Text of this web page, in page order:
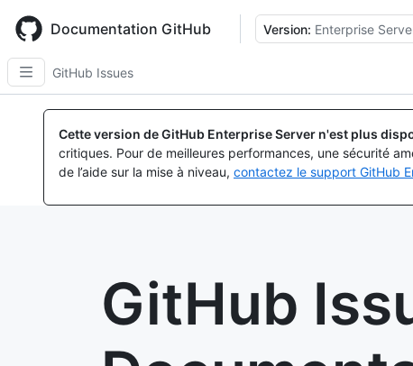
main
content
Documentation GitHub Version: Enterprise
GitHub Issues
Cette version de GitHub Enterprise Server n'est plus
critiques. Pour de meilleures performances, une sécurité
de l’aide sur la mise à niveau, contactez le support GitHub
GitHub